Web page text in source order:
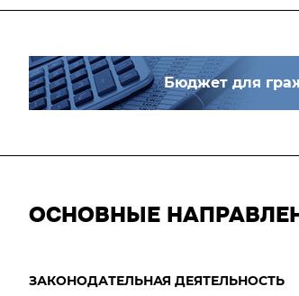
Бюджет для
ОСНОВНЫЕ
ЗАКОНОДАТЕЛЬНАЯ ДЕЯТЕЛЬНОСТЬ